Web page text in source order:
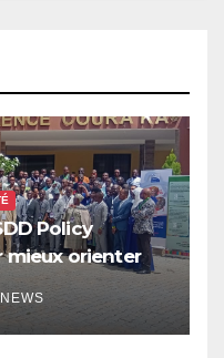
Policy
mieux orienter